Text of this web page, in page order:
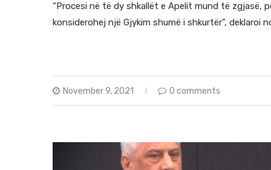
“Procesi në të dy shkallët e Apelit mund të
konsiderohej një Gjykim shumë i shkurtër”, deklaroi
November 9, 2021 0 comments